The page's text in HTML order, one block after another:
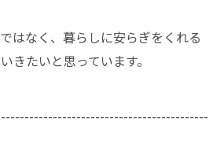
はなく、暮らしに安らぎをくれる
きたいと思っています。